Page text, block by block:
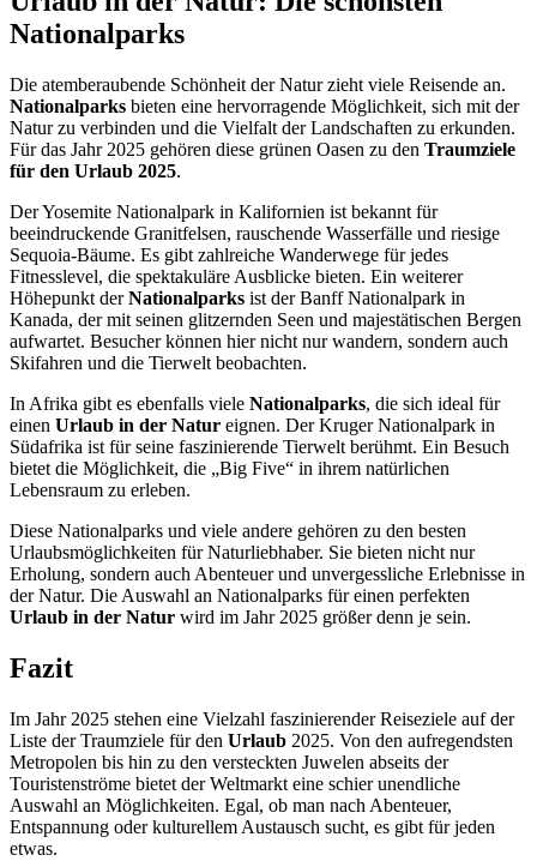
Nationalparks
Die atemberaubende Schönheit der Natur zieht viele Reisende an.
Nationalparks bieten eine hervorragende Möglichkeit, sich mit der
Natur zu verbinden und die Vielfalt der Landschaften zu erkunden.
Für das Jahr 2025 gehören diese grünen Oasen zu den Traumziele
für den Urlaub 2025.
Der Yosemite Nationalpark in Kalifornien ist bekannt für
beeindruckende Granitfelsen, rauschende Wasserfälle und riesige
Sequoia-Bäume. Es gibt zahlreiche Wanderwege für jedes
Fitnesslevel, die spektakuläre Ausblicke bieten. Ein weiterer
Höhepunkt derNationalparks ist der Banff Nationalpark in
Kanada, der mit seinen glitzernden Seen und majestätischen Bergen
aufwartet. Besucher können hier nicht nur wandern, sondern auch
Skifahren und die Tierwelt beobachten.
In Afrika gibt es ebenfalls viele Nationalparks, die sich ideal für
einen Urlaub in der Natur eignen. Der Kruger Nationalpark in
Südafrika ist für seine faszinierende Tierwelt berühmt. Ein Besuch
bietet die Möglichkeit, die „Big Five“ in ihrem natürlichen
Lebensraum zu erleben.
Diese Nationalparks und viele andere gehören zu den besten
Urlaubsmöglichkeiten für Naturliebhaber. Sie bieten nicht nur
Erholung, sondern auch Abenteuer und unvergessliche Erlebnisse in
der Natur. Die Auswahl an Nationalparks für einen perfekten
Urlaub in der Natur wird im Jahr 2025 größer denn je sein.
Fazit
Im Jahr 2025 stehen eine Vielzahl faszinierender Reiseziele auf der
Liste der Traumziele für den Urlaub 2025. Von den aufregendsten
Metropolen bis hin zu den versteckten Juwelen abseits der
Touristenströme bietet der Weltmarkt eine schier unendliche
Auswahl an Möglichkeiten. Egal, ob man nach Abenteuer,
Entspannung oder kulturellem Austausch sucht, es gibt für jeden
etwas.